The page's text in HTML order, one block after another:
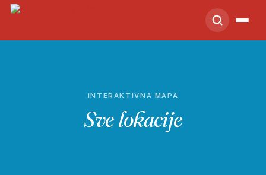
INTERAKTIVNA MAPA
Sve lokacije